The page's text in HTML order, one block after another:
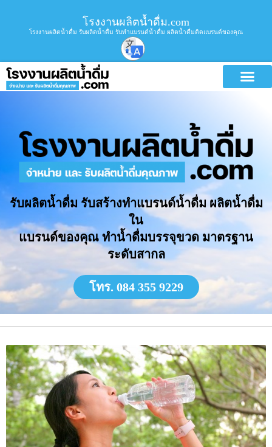
โรงงานผลิตน้ำดื่ม.com
โรงงานผลิตน้ำดื่ม รับผลิตน้ำดื่ม รับทำแบรนด์น้ำดื่ม ผลิตน้ำดื่มติดแบรนด์ของคุณ
รับผลิตน้ำดื่ม รับสร้างทำแบรนด์น้ำดื่ม ผลิตน้ำดื่ม
ใน
แบรนด์ของคุณ ทำน้ำดื่มบรรจุขวด มาตรฐาน
ระดับสากล
โทร. 084 355 9229